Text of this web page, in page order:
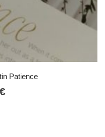
Patience
€